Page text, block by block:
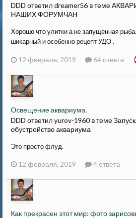
DDD ответил dreamer56 в теме
НАШИХ ФОРУМЧАН
Хорошо что улитки а не запущенная
шикарный и особенно рецепт УДО .
12 февраля, 2019 64 ответа
Освещение аквариума.
DDD ответил yurov-1960 в теме
обустройство аквариума
Это просто флуд.
12 февраля, 2019 4 ответа
Как прекрасен этот мир: фото